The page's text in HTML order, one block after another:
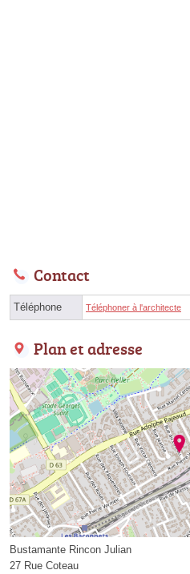
Contact
Téléphone Téléphoner à l'architecte
Plan et adresse
Bustamante Rincon Julian
27 Rue Coteau